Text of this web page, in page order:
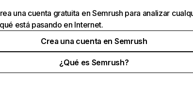
una cuenta gratuita en Semrush para analizar
está pasando en Internet.
Crea una cuenta en Semrush
¿Qué es Semrush?